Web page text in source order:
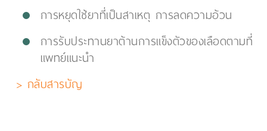
การหยุดใช้ยาที่เป็นสาเหตุ การลดความอ้วน
การรับประทานยาต้านการแข็งตัวของเลือดตามที่
แพทย์แนะนำ
> กลับสารบัญ